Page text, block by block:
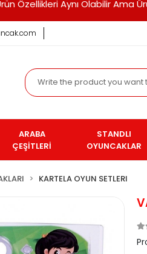
Ürün Özellikleri Aynı Olabilir
ARABA
ÇEŞİTLERİ
STANDLI
OYUNCAKLAR
KARTELA OYUN SETLERI